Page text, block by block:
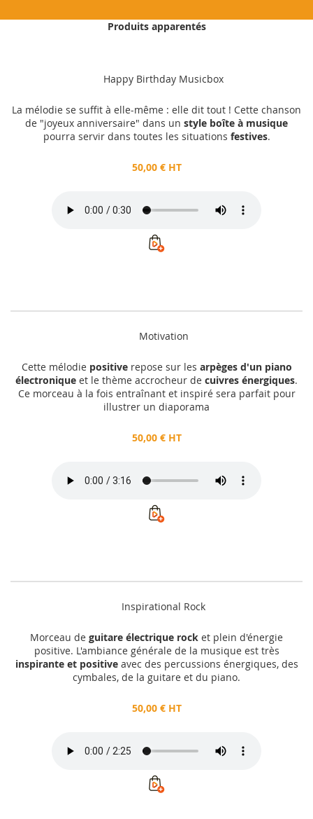
Produits apparentés
Happy Birthday Musicbox
La mélodie se suffit à elle-même : elle dit tout ! Cette chanson
de "joyeux anniversaire" dans un style boîte à musique
pourra servir dans toutes les situations festives.
50,00 € HT
Motivation
Cette mélodie positiverepose sur les arpèges d'un piano
électronique et le thème accrocheur de cuivres énergiques.
Ce morceau à la fois entraînant et inspiré sera parfait pour
illustrer un diaporama
50,00 € HT
Inspirational Rock
Morceau de guitare électrique rock et plein d'énergie
positive. L'ambiance générale de la musique est très
inspirante et positiveavec des percussions énergiques, des
cymbales, de la guitare et du piano.
50,00 € HT